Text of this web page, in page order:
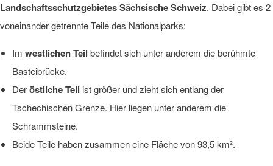
Landschaftsschutzgebietes Sächsische Schweiz. Dabei gibt es 2
voneinander getrennte Teile des Nationalparks:
Im westlichen Teil befindet sich unter anderem die berühmte
Basteibrücke.
Deröstliche Teil ist größer und zieht sich entlang der
Tschechischen Grenze. Hier liegen unter anderem die
Schrammsteine.
Beide Teile haben zusammen eine Fläche von 93,5 km².